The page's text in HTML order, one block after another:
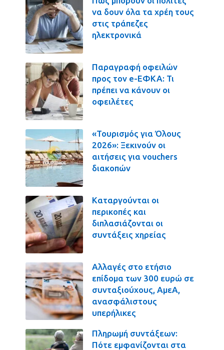
να δουν όλα τα χρέη τους
στις τράπεζες
ηλεκτρονικά
Παραγραφή οφειλών
προς τον e-ΕΦΚΑ: Τι
πρέπει να κάνουν οι
οφειλέτες
«Τουρισμός για Όλους
2026»: Ξεκινούν οι
αιτήσεις για vouchers
διακοπών
Καταργούνται οι
περικοπές και
διπλασιάζονται οι
συντάξεις χηρείας
Αλλαγές στο ετήσιο
επίδομα των 300 ευρώ σε
συνταξιούχους, ΑμεΑ,
ανασφάλιστους
υπερήλικες
Πληρωμή συντάξεων:
Πότε εμφανίζονται στα